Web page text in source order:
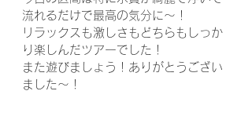
流れるだけで最高の気分に〜！
リラックスも激しさもどちらもしっか
り楽しんだツアーでした！
また遊びましょう！ありがとうござい
ました〜！